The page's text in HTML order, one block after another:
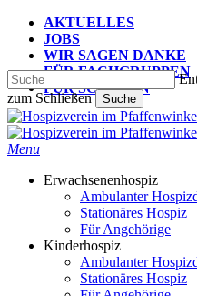
Skip
main
content
AKTUELLES
JOBS
WIR SAGEN DANKE
FÜR FACHGRUPPEN
FÜR SCHULEN
zum Schließen
Suche
Suche
schließen
search
Menu
Erwachsenenhospiz
Ambulanter
Stationäres Hospiz
Für Angehörige
Kinderhospiz
Ambulanter
Stationäres Hospiz